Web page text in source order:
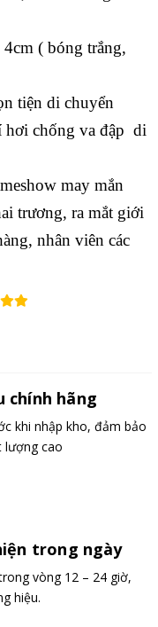
( bóng trắng,
tiện di chuyển
chống va đập di
may mắn
trương, ra mắt giới
nhân viên các
chính hãng
khi nhập kho, đảm bảo
lượng cao
trong ngày
vòng 12 – 24 giờ,
hiệu.